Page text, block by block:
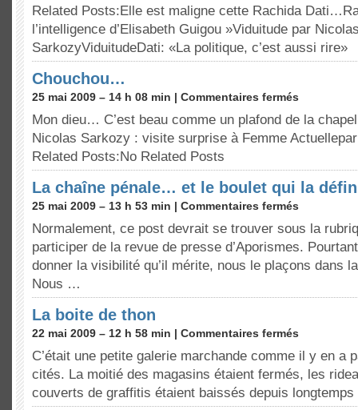
Related Posts:Elle est maligne cette Rachida
l’intelligence d’Elisabeth Guigou »Viduitude par
SarkozyViduitudeDati: «La politique, c’est aussi rire»
Chouchou…
25 mai 2009 – 14 h 08 min | Commentaires fermés
Mon dieu… C’est beau comme un plafond de la
Nicolas Sarkozy : visite surprise à Femme
Related Posts:No Related Posts
La chaîne pénale… et le boulet qui la
25 mai 2009 – 13 h 53 min | Commentaires fermés
Normalement, ce post devrait se trouver sous la
participer de la revue de presse d’Aporismes.
donner la visibilité qu’il mérite, nous le plaçons dans
Nous …
La boite de thon
22 mai 2009 – 12 h 58 min | Commentaires fermés
C’était une petite galerie marchande comme il y en a
cités. La moitié des magasins étaient fermés, les
couverts de graffitis étaient baissés depuis